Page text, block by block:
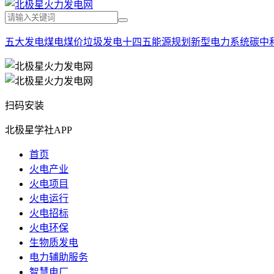
五大发电煤电煤价垃圾发电十四五能源规划 新型电力系统碳中
扫码安装
北极星学社APP
首页
火电产业
火电项目
火电运行
火电招标
火电环保
生物质发电
电力辅助服务
智慧电厂